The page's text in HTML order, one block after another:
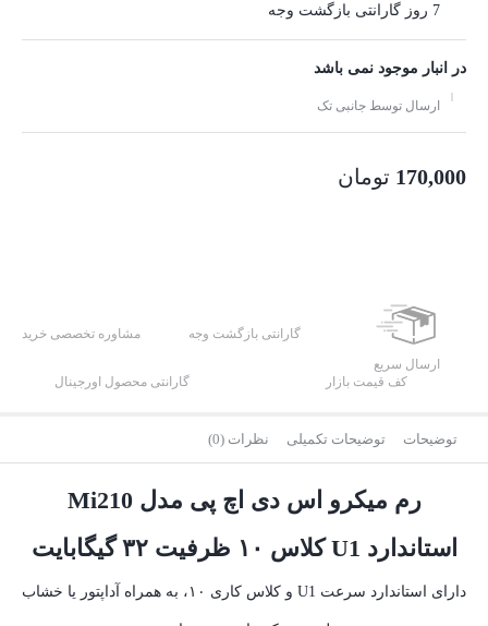
7 روز گارانتی بازگشت وجه
در انبار موجود نمی باشد
ارسال توسط جانبی تک
170,000 تومان
ارسال سریع
گارانتی بازگشت وجه مشاوره تخصصی خرید
کف قیمت بازار گارانتی محصول اورجینال
توضیحات توضیحات تکمیلی نظرات (0)
رم میکرو اس دی اچ پی مدل Mi210
استاندارد U1 کلاس ۱۰ ظرفیت ۳۲ گیگابایت
دارای استاندارد سرعت U1 و کلاس کاری ۱۰، به همراه آداپتور یا خشاب